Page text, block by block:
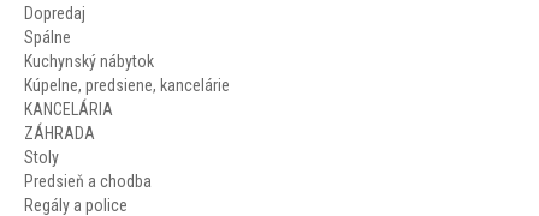
Dopredaj
Spálne
Kuchynský nábytok
Kúpelne, predsiene, kancelárie
KANCELÁRIA
ZÁHRADA
Stoly
Predsieň a chodba
Regály a police